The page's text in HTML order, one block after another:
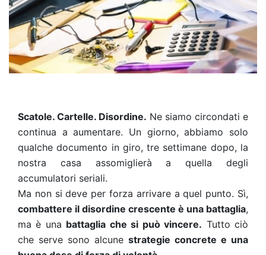
Scatole. Cartelle. Disordine. Ne siamo circondati e
continua a aumentare. Un giorno, abbiamo solo
qualche documento in giro, tre settimane dopo, la
nostra casa assomiglierà a quella degli
accumulatori seriali.
Ma non si deve per forza arrivare a quel punto. Sì,
combattere il disordine crescente è una battaglia,
ma è una battaglia che si può vincere. Tutto ciò
che serve sono alcune strategie concrete e una